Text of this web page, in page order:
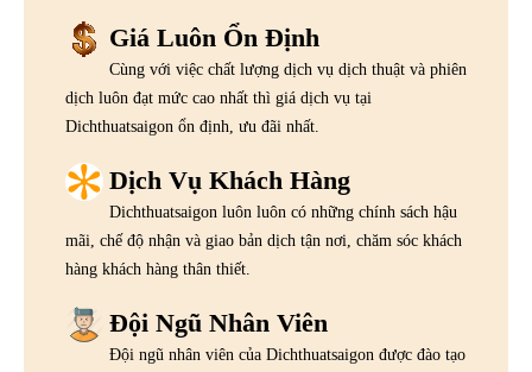
Giá Luôn Ổn Định
Cùng với việc chất lượng dịch vụ dịch thuật và phiên
dịch luôn đạt mức cao nhất thì giá dịch vụ tại
Dichthuatsaigon ổn định, ưu đãi nhất.
Dịch Vụ Khách Hàng
Dichthuatsaigon luôn luôn có những chính sách hậu
mãi, chế độ nhận và giao bản dịch tận nơi, chăm sóc khách
hàng khách hàng thân thiết.
Đội Ngũ Nhân Viên
Đội ngũ nhân viên của Dichthuatsaigon được đào tạo